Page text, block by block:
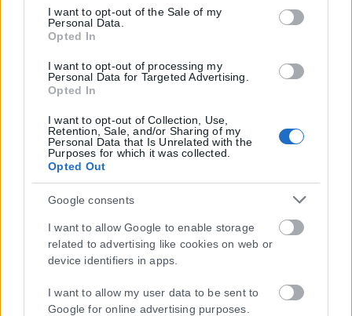
Google consent section.
I want to opt-out of the Sale of my
Personal Data.
Opted In
I want to opt-out of processing my
Personal Data for Targeted Advertising.
Opted In
I want to opt-out of Collection, Use,
Retention, Sale, and/or Sharing of my
Personal Data that Is Unrelated with the
Purposes for which it was collected.
Opted Out
Google consents
I want to allow Google to enable storage
related to advertising like cookies on web or
device identifiers in apps.
I want to allow my user data to be sent to
Google for online advertising purposes.
Η εταιρεία με την επωνυμία “POLITICAL MEDIA GROUP A.E.” και κατ’
συμμορφώνονται με τη Σύσταση (ΕΕ) 2018/334 της Επιτροπής της
1ης Μαρτίου 2018 σχετικά με τα μέτρα για την αποτελεσματική
αντιμετώπιση του παράνομου περιεχομένου στο διαδίκτυο (L 63).
Μοναδικός αριθμός Μ.Η.Τ. 262048
ΤΑ ΠΡΩΤΟΣΕΛΙΔΑ ΣΗΜΕΡΑ